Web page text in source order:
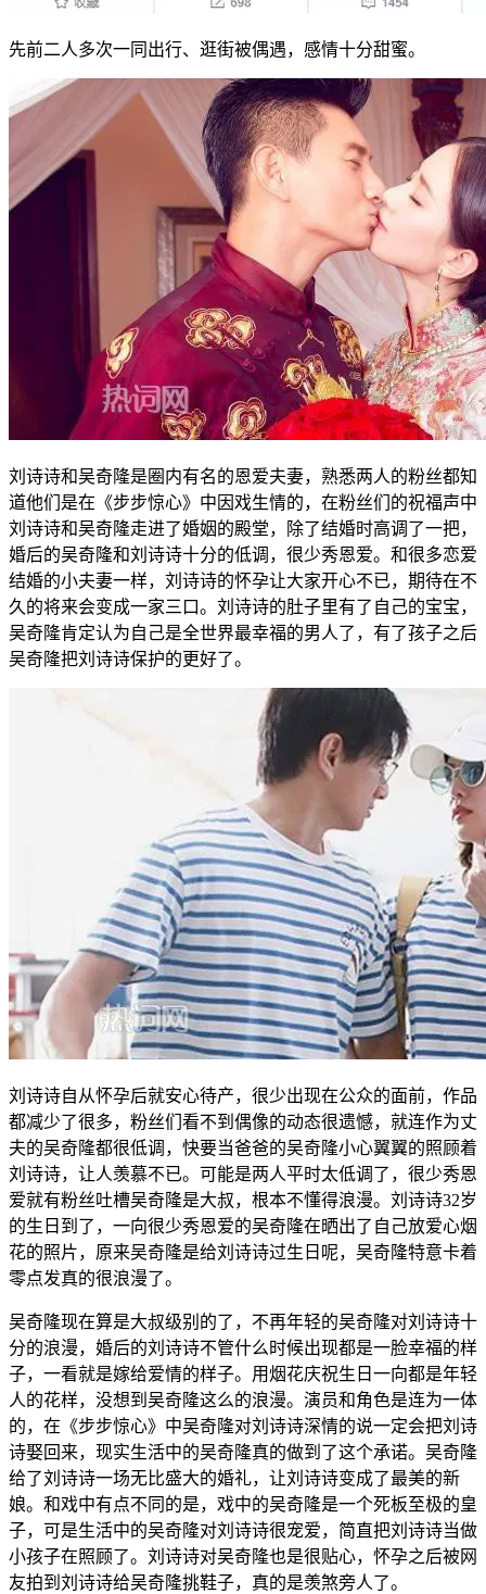
先前二人多次一同出行、逛街被偶遇，感情十分甜蜜。
刘诗诗和吴奇隆是圈内有名的恩爱夫妻，熟悉两人的粉丝都知
道他们是在《步步惊心》中因戏生情的，在粉丝们的祝福声中
刘诗诗和吴奇隆走进了婚姻的殿堂，除了结婚时高调了一把，
婚后的吴奇隆和刘诗诗十分的低调，很少秀恩爱。和很多恋爱
结婚的小夫妻一样，刘诗诗的怀孕让大家开心不已，期待在不
久的将来会变成一家三口。刘诗诗的肚子里有了自己的宝宝，
吴奇隆肯定认为自己是全世界最幸福的男人了，有了孩子之后
吴奇隆把刘诗诗保护的更好了。
刘诗诗自从怀孕后就安心待产，很少出现在公众的面前，作品
都减少了很多，粉丝们看不到偶像的动态很遗憾，就连作为丈
夫的吴奇隆都很低调，快要当爸爸的吴奇隆小心翼翼的照顾着
刘诗诗，让人羡慕不已。可能是两人平时太低调了，很少秀恩
爱就有粉丝吐槽吴奇隆是大叔，根本不懂得浪漫。刘诗诗32岁
的生日到了，一向很少秀恩爱的吴奇隆在晒出了自己放爱心烟
花的照片，原来吴奇隆是给刘诗诗过生日呢，吴奇隆特意卡着
零点发真的很浪漫了。
吴奇隆现在算是大叔级别的了，不再年轻的吴奇隆对刘诗诗十
分的浪漫，婚后的刘诗诗不管什么时候出现都是一脸幸福的样
子，一看就是嫁给爱情的样子。用烟花庆祝生日一向都是年轻
人的花样，没想到吴奇隆这么的浪漫。演员和角色是连为一体
的，在《步步惊心》中吴奇隆对刘诗诗深情的说一定会把刘诗
诗娶回来，现实生活中的吴奇隆真的做到了这个承诺。吴奇隆
给了刘诗诗一场无比盛大的婚礼，让刘诗诗变成了最美的新
娘。和戏中有点不同的是，戏中的吴奇隆是一个死板至极的皇
子，可是生活中的吴奇隆对刘诗诗很宠爱，简直把刘诗诗当做
小孩子在照顾了。刘诗诗对吴奇隆也是很贴心，怀孕之后被网
友拍到刘诗诗给吴奇隆挑鞋子，真的是羡煞旁人了。